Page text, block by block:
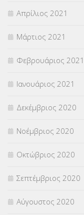
Απρίλιος 2021
Μάρτιος 2021
Φεβρουάριος 2021
Ιανουάριος 2021
Δεκέμβριος 2020
Νοέμβριος 2020
Οκτώβριος 2020
Σεπτέμβριος 2020
Αύγουστος 2020